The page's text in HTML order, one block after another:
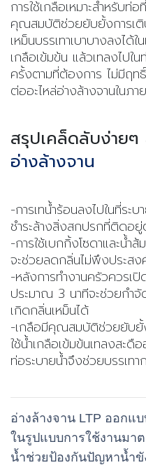
การใช้เกลือเหมาะสำหรับ
คุณสมบัติช่วยยับยั้งการเติ
เหม็นบรรเทาเบาบางลงไ
เกลือเข้มข้น แล้วเทลงไปใ
ครั้งตามที่ต้องการ ไม่มีฤท
ต่ออะไหล่อ่างล้างจานในภา
สรุปเคล็ดลับง่าย
อ่างล้างจาน
-การเทน้ำร้อนลงไปในที่ระบ
ชำระล้างสิ่งสกปรกที่ติดอ
-การใช้เบกกิ้งโซดาและน้ำ
จะช่วยลดกลิ่นไม่พึงประส
-หลังการทำงานครัวควรเปิ
ประมาณ 3 นาทีจะช่วยกำจั
เกิดกลิ่นเหม็นได้
-เกลือมีคุณสมบัติช่วยยับยั้
ใช้น้ำเกลือเข้มข้นเทลงสะดื
ท่อระบายน้ำจึงช่วยบรรเท
อ่างล้างจาน LTP ออกแ
ในรูปแบบการใช้งานมา
น้ำช่วยป้องกันปัญหาน้ำ